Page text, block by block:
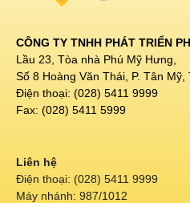
CÔNG TY TNHH PHÁT TRIỂN
Lầu 23, Tòa nhà Phú Mỹ Hưng,
Số 8 Hoàng Văn Thái, P. Tân Mỹ,
Điện thoại: (028) 5411 9999
Fax: (028) 5411 5999
Liên hệ
Điện thoại: (028) 5411 9999
Máy nhánh: 987/1012